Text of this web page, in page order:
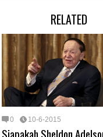
RELATED
0 10-6-2015
Siapakah Sheldon